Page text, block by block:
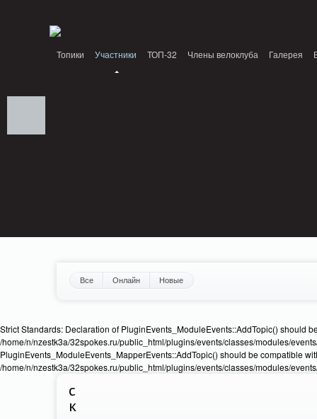
Топики Участники ТОП-32 Члены велоклуба Галерея
Все Онлайн Новые
Strict Standards: Declaration of PluginEvents_ModuleEvents::AddTopic() should
/home/n/nzestk3a/32spokes.ru/public_html/plugins/events/classes/modules/
PluginEvents_ModuleEvents_MapperEvents::AddTopic() should be compatible
/home/n/nzestk3a/32spokes.ru/public_html/plugins/events/classes/modules/
с
к